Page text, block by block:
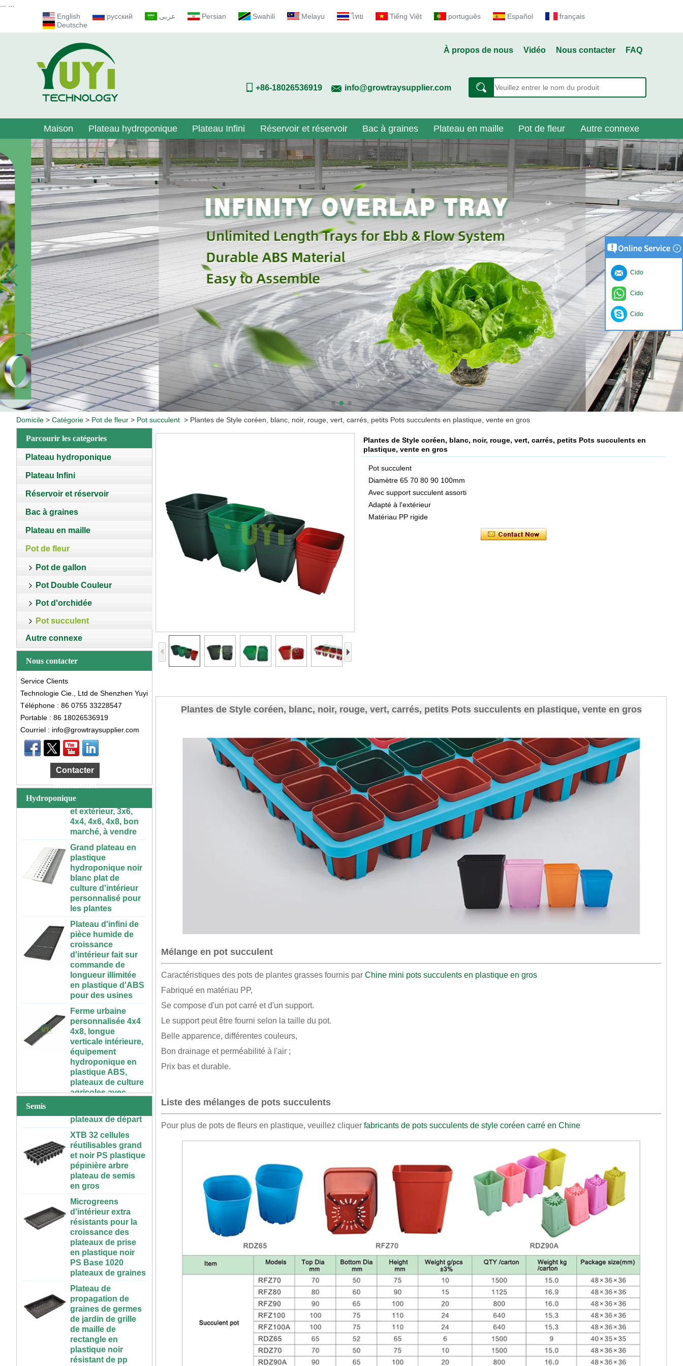
English
русский عربى Persian Swahili Melayu ไทย Tiếng Việt português Español
français
Deutsche
À propos de nous Vidéo Nous contacter FAQ
+86-18026536919 info@growtraysupplier.com
Maison Plateau hydroponique Plateau Infini Réservoir et réservoir Bac à graines Plateau en maille Pot de fleur Autre connexe
Domicile > Catégorie > Pot de fleur > Pot succulent > Plantes de Style coréen, blanc, noir, rouge, vert, carrés, petits Pots succulents en plastique, vente en gros
Parcourir les catégories
Plateau hydroponique
Plateau Infini
Réservoir et réservoir
Bac à graines
Plateau en maille
Pot de fleur
Pot de gallon
Pot Double Couleur
Pot d'orchidée
Pot succulent
Autre connexe
Nous contacter
Service Clients
Technologie Cie., Ltd de Shenzhen Yuyi
Téléphone : 86 0755 33228547
Portable : 86 18026536919
Courriel : info@growtraysupplier.com
Contacter
maintenant
Hydroponique
Grande Table de
culture
hydroponique
roulante en
plastique, intérieur
et extérieur, 3x6,
marché, à vendre
Grand plateau en
plastique
hydroponique noir
blanc plat de
culture d'intérieur
personnalisé pour
les plantes
Plateau d'infini de
pièce humide de
croissance
d'intérieur fait sur
commande de
longueur illimitée
en plastique d'ABS
pour des usines
Ferme urbaine
personnalisée 4x4
4x8, longue
verticale intérieure,
équipement
hydroponique en
plastique ABS,
plateaux de culture
agricoles avec
couverture de
plantation
ABS réservoir
d'éléments nutritifs
à l'intérieur en
plastique réservoir
hydroponique avec
couvercle
Système
hydroponique
vertical pour les
fraises et légumes |
ABS Gutting en
plastique pour la
serre et l'utilisation
de la ferme
Grande Table de
culture
hydroponique
roulante en
plastique, intérieur
et extérieur, 3x6,
4x4, 4x6, 4x8, bon
marché, à vendre
Grand plateau en
Semis
72 cellules pas cher
tomate brocoli
courge aubergine
noir PS plastique
intérieur semis
XTB 32 cellules
réutilisables grand
et noir PS plastique
pépinière arbre
plateau de semis
en gros
Microgreens
d'intérieur extra
résistants pour la
croissance des
plateaux de prise
en plastique noir
PS Base 1020
plateaux de graines
Plateau de
propagation de
graines de germes
de jardin de grille
de maille de
rectangle en
plastique noir
résistant de pp
Empilable
Deux méthodes de culture de semis
Plantes de Style coréen, blanc, noir, rouge, vert, carrés, petits Pots succulents en
plastique, vente en gros
Pot succulent
Diamètre 65 70 80 90 100mm
Avec support succulent assorti
Adapté à l'extérieur
Matériau PP rigide
Plantes de Style coréen, blanc, noir, rouge, vert, carrés, petits Pots succulents en plastique, vente en gros
Mélange en pot succulent
Caractéristiques des pots de plantes grasses fournis par Chine mini pots succulents en plastique en gros
Fabriqué en matériau PP,
Se compose d'un pot carré et d'un support.
Le support peut être fourni selon la taille du pot.
Belle apparence, différentes couleurs,
Bon drainage et perméabilité à l'air ;
Prix ​​bas et durable.
Liste des mélanges de pots succulents
Pour plus de pots de fleurs en plastique, veuillez cliquer fabricants de pots succulents de style coréen carré en Chine
Cido
Cido
Cido